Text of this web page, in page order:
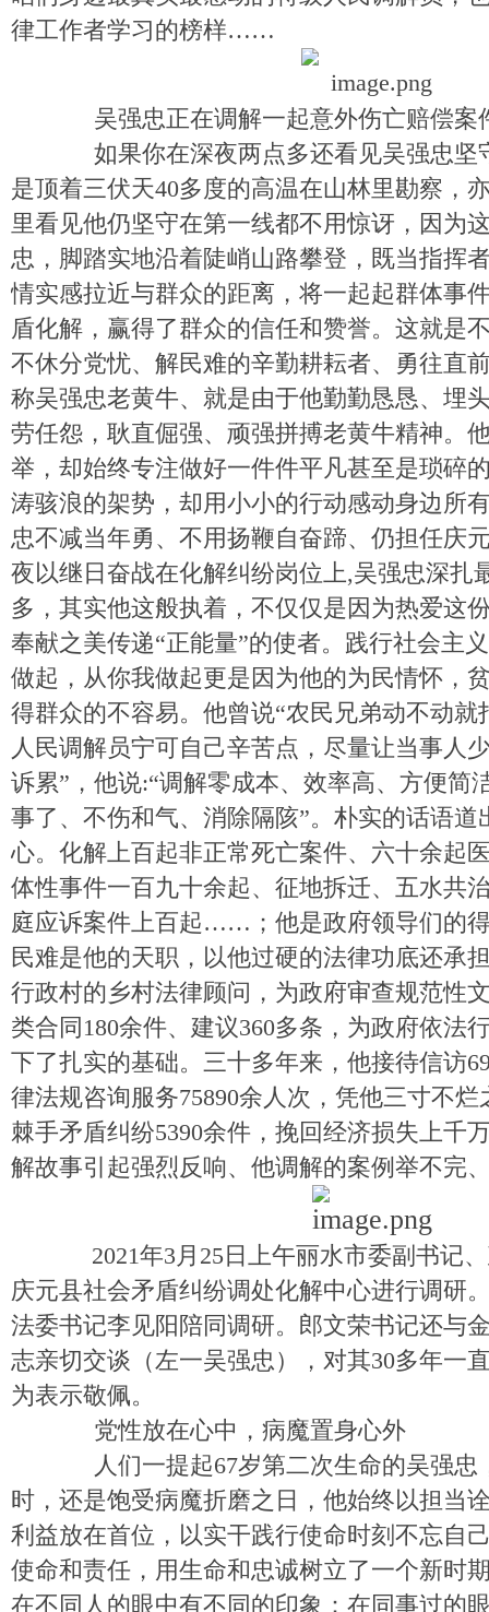
律工作者学习的榜样……
吴强忠正在调解一起意外伤亡赔偿案
如果你在深夜两点多还看见吴强忠坚
是顶着三伏天40多度的高温在山林里勘察，
里看见他仍坚守在第一线都不用惊讶，因为
忠，脚踏实地沿着陡峭山路攀登，既当指挥
情实感拉近与群众的距离，将一起起群体事
盾化解，赢得了群众的信任和赞誉。这就是
不休分党忧、解民难的辛勤耕耘者、勇往直
称吴强忠老黄牛、就是由于他勤勤恳恳、埋
劳任怨，耿直倔强、顽强拼搏老黄牛精神。
举，却始终专注做好一件件平凡甚至是琐碎
涛骇浪的架势，却用小小的行动感动身边所
忠不减当年勇、不用扬鞭自奋蹄、仍担任庆
夜以继日奋战在化解纠纷岗位上,吴强忠深扎
多，其实他这般执着，不仅仅是因为热爱这
奉献之美传递“正能量”的使者。践行社会主
做起，从你我做起更是因为他的为民情怀，
得群众的不容易。他曾说“农民兄弟动不动就
人民调解员宁可自己辛苦点，尽量让当事人
诉累”，他说:“调解零成本、效率高、方便简
事了、不伤和气、消除隔陔”。朴实的话语道
心。化解上百起非正常死亡案件、六十余起
体性事件一百九十余起、征地拆迁、五水共
庭应诉案件上百起……；他是政府领导们的
民难是他的天职，以他过硬的法律功底还承
行政村的乡村法律顾问，为政府审查规范性
类合同180余件、建议360多条，为政府依法
下了扎实的基础。三十多年来，他接待信访
律法规咨询服务75890余人次，凭他三寸不
棘手矛盾纠纷5390余件，挽回经济损失上
解故事引起强烈反响、他调解的案例举不
2021年3月25日上午丽水市委副书记
庆元县社会矛盾纠纷调处化解中心进行调研
法委书记李见阳陪同调研。郎文荣书记还与
志亲切交谈（左一吴强忠），对其30多年一
为表示敬佩。
党性放在心中，病魔置身心外
人们一提起67岁第二次生命的吴强忠
时，还是饱受病魔折磨之日，他始终以担当
利益放在首位，以实干践行使命时刻不忘自
使命和责任，用生命和忠诚树立了一个新时
在不同人的眼中有不同的印象：在同事过的